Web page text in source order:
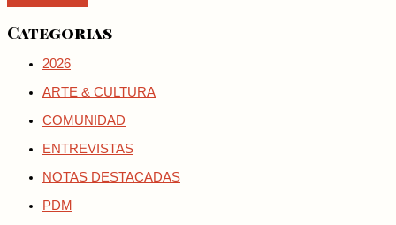
Categorias
2026
ARTE & CULTURA
COMUNIDAD
ENTREVISTAS
NOTAS DESTACADAS
PDM